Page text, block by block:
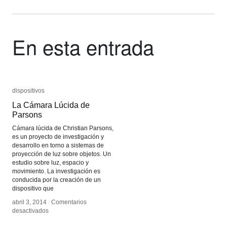
En esta entrada
dispositivos
La Cámara Lúcida de
Parsons
Cámara lúcida de Christian Parsons,
es un proyecto de investigación y
desarrollo en torno a sistemas de
proyección de luz sobre objetos. Un
estudio sobre luz, espacio y
movimiento. La investigación es
conducida por la creación de un
dispositivo que
abril 3, 2014 / Comentarios
desactivadosen
dispositivos
La Cámara Lúcida de
Parsons
abril 3, 2014 / Comentarios
desactivadosen